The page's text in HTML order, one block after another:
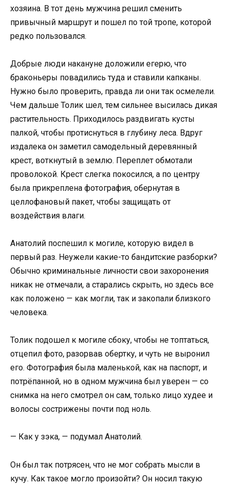
хозяина. В тот день мужчина решил сменить
привычный маршрут и пошел по той тропе, которой
редко пользовался.
Добрые люди накануне доложили егерю, что
браконьеры повадились туда и ставили капканы.
Нужно было проверить, правда ли они так осмелели.
Чем дальше Толик шел, тем сильнее высилась дикая
растительность. Приходилось раздвигать кусты
палкой, чтобы протиснуться в глубину леса. Вдруг
издалека он заметил самодельный деревянный
крест, воткнутый в землю. Переплет обмотали
проволокой. Крест слегка покосился, а по центру
была прикреплена фотография, обернутая в
целлофановый пакет, чтобы защищать от
воздействия влаги.
Анатолий поспешил к могиле, которую видел в
первый раз. Неужели какие-то бандитские разборки?
Обычно криминальные личности свои захоронения
никак не отмечали, а старались скрыть, но здесь все
как положено — как могли, так и закопали близкого
человека.
Толик подошел к могиле сбоку, чтобы не топтаться,
отцепил фото, разорвав обертку, и чуть не выронил
его. Фотография была маленькой, как на паспорт, и
потрёпанной, но в одном мужчина был уверен — со
снимка на него смотрел он сам, только лицо худее и
волосы сострижены почти под ноль.
— Как у зэка, — подумал Анатолий.
Он был так потрясен, что не мог собрать мысли в
кучу. Как такое могло произойти? Он носил такую